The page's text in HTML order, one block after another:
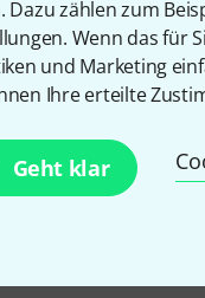
Dazu zählen zum
Wenn das für
und Marketing
Ihre erteilte
Geht klar